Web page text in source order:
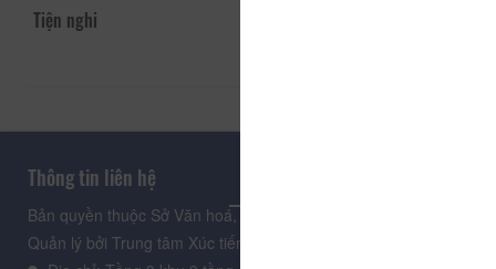
Tiện nghi
Thông tin liên hệ
Bản quyền thuộc Sở Văn hoá, Thể thao và Du lịch Lâm Đồng.
Quản lý bởi Trung tâm Xúc tiến Du lịch Lâm Đồng